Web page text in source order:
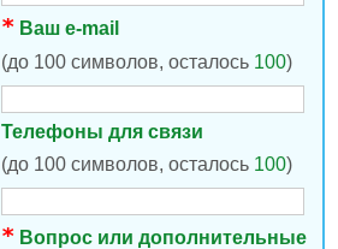
Ваш e-mail
(до 100 символов, осталось 100)
Телефоны для связи
(до 100 символов, осталось 100)
Вопрос или дополнительные